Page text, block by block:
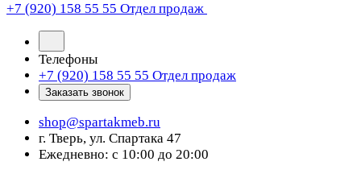
+7 (920) 158 55 55 Отдел продаж
Телефоны
+7 (920) 158 55 55 Отдел продаж
Заказать звонок
shop@spartakmeb.ru
г. Тверь, ул. Спартака 47
Ежедневно: с 10:00 до 20:00